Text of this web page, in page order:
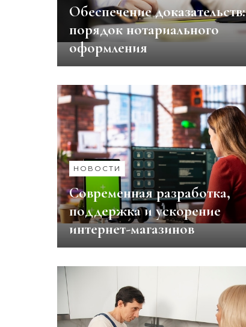
Обеспечение доказательств:
порядок нотариального
оформления
НОВОСТИ
Современная разработка,
поддержка и ускорение
интернет-магазинов